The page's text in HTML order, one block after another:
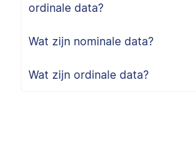
ordinale data?
Wat zijn nominale data?
Wat zijn ordinale data?